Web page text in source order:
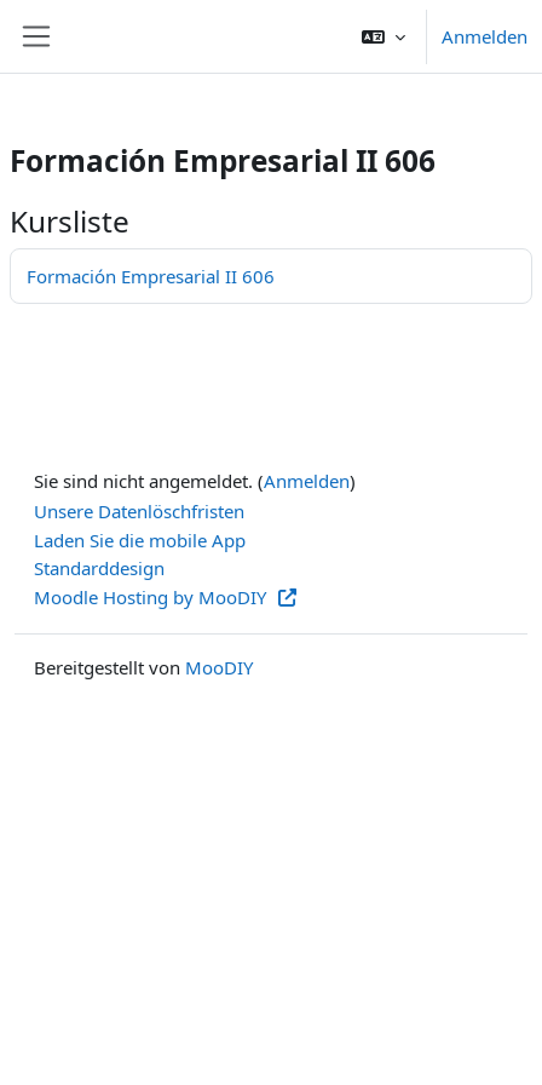
Zum Hauptinhalt
Anmelden
Formación Empresarial II 606
Kursliste
Formación Empresarial II 606
Sie sind nicht angemeldet. (Anmelden)
Unsere Datenlöschfristen
Laden Sie die mobile App
Standarddesign
Moodle Hosting by MooDIY
Bereitgestellt von MooDIY